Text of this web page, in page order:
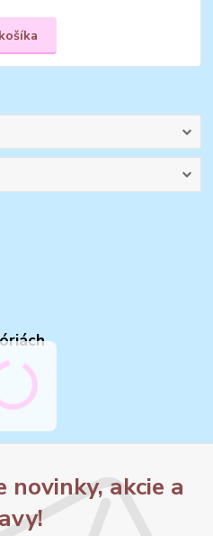
novinky, akcie a